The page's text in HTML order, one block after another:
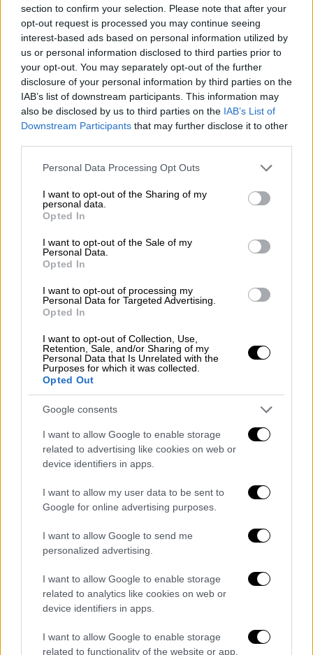
section to confirm your selection. Please note that after your
opt-out request is processed you may continue seeing
interest-based ads based on personal information utilized by
us or personal information disclosed to third parties prior to
your opt-out. You may separately opt-out of the further
disclosure of your personal information by third parties on the
IAB’s list of downstream participants. This information may
also be disclosed by us to third parties on the IAB’s List of
Downstream Participants that may further disclose it to other
Please note that this website/app uses one or more Google
not limited to your visit or usage behaviour. You may click to
grant or deny consent to Google and its third-party tags to
use your data for below specified purposes in below Google
consent section.
Personal Data Processing Opt Outs
I want to opt-out of the Sharing of my
personal data.
Opted In
I want to opt-out of the Sale of my
Personal Data.
Opted In
I want to opt-out of processing my
Personal Data for Targeted Advertising.
Opted In
I want to opt-out of Collection, Use,
Retention, Sale, and/or Sharing of my
Personal Data that Is Unrelated with the
Purposes for which it was collected.
Opted Out
Google consents
I want to allow Google to enable storage
related to advertising like cookies on web or
device identifiers in apps.
I want to allow my user data to be sent to
Google for online advertising purposes.
I want to allow Google to send me
personalized advertising.
I want to allow Google to enable storage
related to analytics like cookies on web or
device identifiers in apps.
I want to allow Google to enable storage
related to functionality of the website or app.
«Και φυσικά,η μόνη αποζημίωση που δίνει η
ΤΡΑΙΝΟΣΕ – και μόνο στην περίπτωση που η
καθυστέρηση υπερβαίνει τα 90 λεπτά – είναι
έκπτωση σε επόμενο ταξίδι, ίση με το
αντίτιμο του εισιτηρίου και μάλιστα αυτό
δεν προβλέπεται για τη γραμμή Φλώρινα -
Θεσσαλονίκη – Φλώρινα»τονίζουν οι
βουλευτές προσθέτοντας ότι η εταιρία
επιδοτείται με 50 εκ. ευρώ ετησίως για τις
σχετικό μνημόνιο με το Υπουργείο για την
επέκταση της σύμβασης για ακόμα 15 χρόνια
Ειδικότερα, σύμφωνα με το κείμενο της
ερώτησης, η ΤΡΑΙΝΟΣΕ εξαιρείται, μεταξύ
άλλων, από την ευθύνη για καθυστερήσεις,
απώλειες ανταπόκρισης και ακυρώσεις
(Άρθρο 15), από την υποχρέωση επιστροφής
χρημάτων και επαναδρομολόγησης (Άρθρο
16) και την υποχρέωση αποζημίωσης
κομίστρου (Άρθρο 17). Σε συνέχεια των
προηγουμένων, η εταιρία δεν έχει την
υποχρέωση παροχής γευμάτων ή και
καταλύματος, σε περίπτωση πολύωρων
καθυστερήσεων.
φορά που χορηγείται εξαίρεση στην
ΤΡΑΙΝΟΣΕ με τις δύο προηγούμενες να
έχουν δοθεί το 2009 και το 2014 αντίστοιχα
και πάλι για 5 χρόνια, ενώ ιδιαίτερα σημασία
σιδηρόδρομοι εφαρμόζουν στο ακέραιο τον
κανονισμό στην Ιταλία και μόνο για την
δικαιώματος της εξαίρεσης.